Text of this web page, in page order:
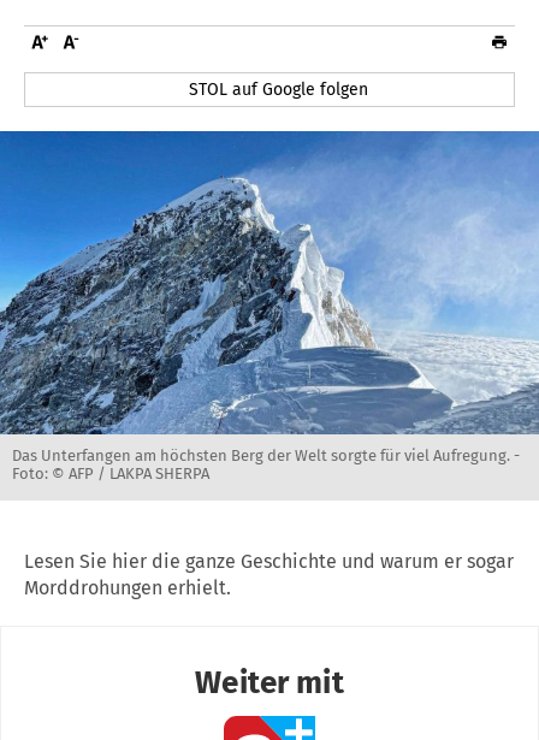
STOL auf Google folgen
Das Unterfangen am höchsten Berg der Welt sorgte für viel Aufregung. -
Foto: © AFP / LAKPA SHERPA
Lesen Sie hier die ganze Geschichte und warum er sogar
Morddrohungen erhielt.